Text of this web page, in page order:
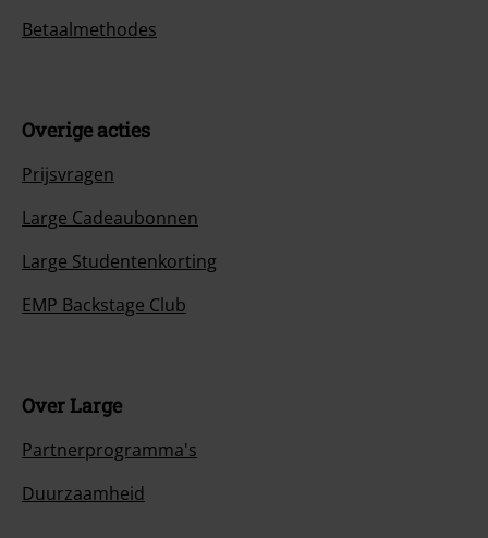
Betaalmethodes
Overige acties
Prijsvragen
Large Cadeaubonnen
Large Studentenkorting
EMP Backstage Club
Over Large
Partnerprogramma's
Duurzaamheid